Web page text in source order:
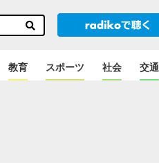
教育 スポーツ 社会 交通